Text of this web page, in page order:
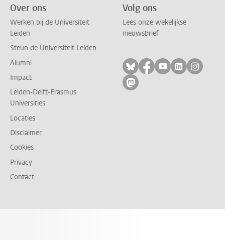
Over ons
Werken bij de Universiteit
Leiden
Steun de Universiteit Leiden
Alumni
Impact
Leiden-Delft-Erasmus
Universities
Locaties
Disclaimer
Cookies
Privacy
Contact
Volg ons
Lees onze wekelijkse
nieuwsbrief
Volg ons op bluesky
Volg ons op
Volg ons op
Volg ons
Volg
Volg ons op mastodon